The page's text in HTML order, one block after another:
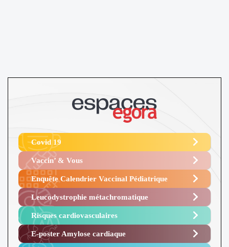
Covid 19
Vaccin’ & Vous
Enquête Calendrier Vaccinal Pédiatrique
Leucodystrophie métachromatique
Risques cardiovasculaires
E-poster Amylose cardiaque ​